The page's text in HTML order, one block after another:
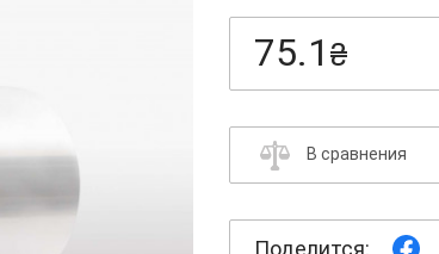
75.1 ₴
В сравнения
Поделится: